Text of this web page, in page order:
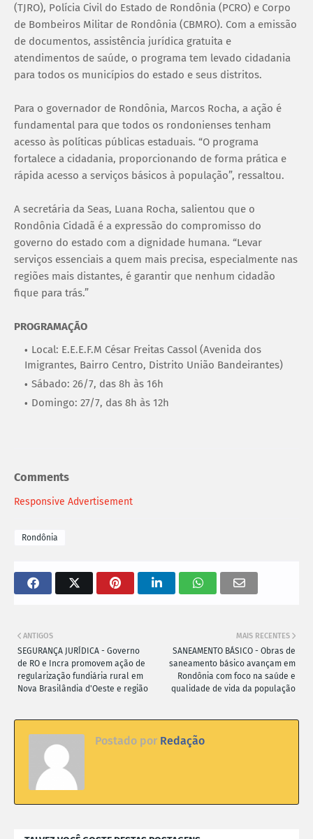
(TJRO), Polícia Civil do Estado de Rondônia (PCRO) e Corpo
de Bombeiros Militar de Rondônia (CBMRO). Com a emissão
de documentos, assistência jurídica gratuita e
atendimentos de saúde, o programa tem levado cidadania
para todos os municípios do estado e seus distritos.
Para o governador de Rondônia, Marcos Rocha, a ação é
fundamental para que todos os rondonienses tenham
acesso às políticas públicas estaduais. “O programa
fortalece a cidadania, proporcionando de forma prática e
rápida acesso a serviços básicos à população”, ressaltou.
A secretária da Seas, Luana Rocha, salientou que o
Rondônia Cidadã é a expressão do compromisso do
governo do estado com a dignidade humana. “Levar
serviços essenciais a quem mais precisa, especialmente nas
regiões mais distantes, é garantir que nenhum cidadão
fique para trás.”
PROGRAMAÇÃO
Local: E.E.E.F.M César Freitas Cassol (Avenida dos
Imigrantes, Bairro Centro, Distrito União Bandeirantes)
Sábado: 26/7, das 8h às 16h
Domingo: 27/7, das 8h às 12h
Comments
Responsive Advertisement
Rondônia
MAIS RECENTES
SANEAMENTO BÁSICO - Obras de
saneamento básico avançam em
Rondônia com foco na saúde e
qualidade de vida da população
ANTIGOS
SEGURANÇA JURÍDICA - Governo
de RO e Incra promovem ação de
regularização fundiária rural em
Nova Brasilândia d'Oeste e região
Postado por Redação